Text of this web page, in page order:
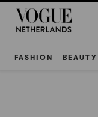
FASHION BEAUTY